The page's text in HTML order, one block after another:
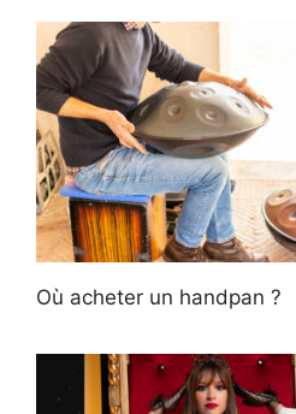
Où acheter un handpan ?